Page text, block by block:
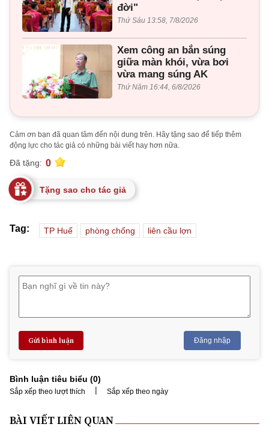
đời"
Thứ Sáu 13:58, 7/8/2026
Xem công an bắn súng
giữa màn khói, vừa bơi
vừa mang súng AK
Thứ Năm 16:44, 6/8/2026
Cảm ơn bạn đã quan tâm đến nội dung trên. Hãy tặng sao để tiếp thêm
động lực cho tác giả có những bài viết hay hơn nữa.
Đã tặng: 0
Tặng sao cho tác giả
Tag: TP Huế phòng chống liên cầu lợn
Gửi bình luận Đăng nhập
Bình luận tiêu biểu (0)
Sắp xếp theo lượt thích | Sắp xếp theo ngày
BÀI VIẾT LIÊN QUAN